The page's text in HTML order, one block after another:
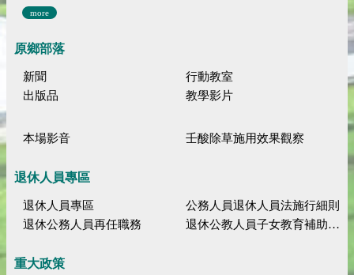
more
原鄉部落
新聞
行動教室
出版品
教學影片
本場影音 壬酸除草施用效果觀察
退休人員專區
退休人員專區
公務人員退休人員法施行細則
退休公務人員再任職務
退休公教人員子女教育補助規定
重大政策